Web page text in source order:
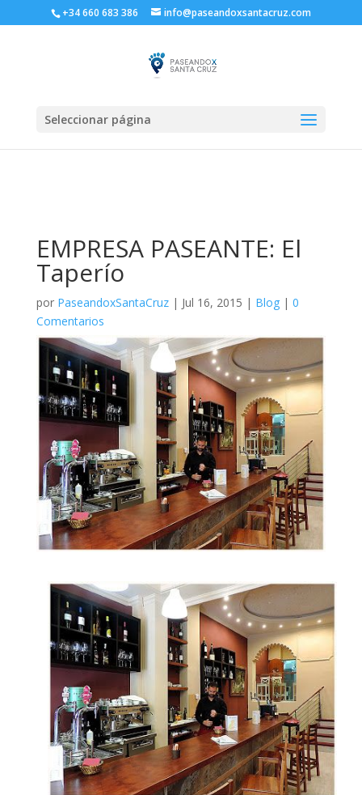
+34 660 683 386 info@paseandoxsantacruz.com
Seleccionar página
EMPRESA PASEANTE: El
Taperío
por PaseandoxSantaCruz| Jul 16, 2015 | Blog| 0
Comentarios